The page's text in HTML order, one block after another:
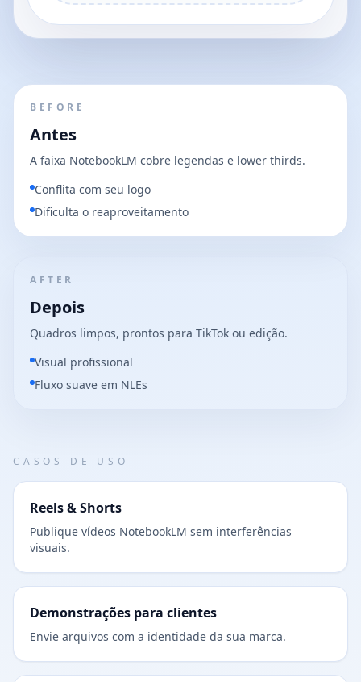
BEFORE
Antes
A faixa NotebookLM cobre legendas e lower thirds.
Conflita com seu logo
Dificulta o reaproveitamento
AFTER
Depois
Quadros limpos, prontos para TikTok ou edição.
Visual profissional
Fluxo suave em NLEs
CASOS DE USO
Reels & Shorts
Publique vídeos NotebookLM sem interferências
visuais.
Demonstrações para clientes
Envie arquivos com a identidade da sua marca.